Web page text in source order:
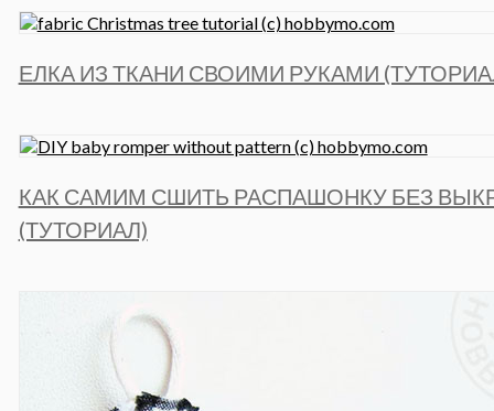
ЕЛКА ИЗ ТКАНИ СВОИМИ РУКАМИ
КАК САМИМ СШИТЬ РАСПАШОНКУ БЕЗ
(ТУТОРИАЛ)